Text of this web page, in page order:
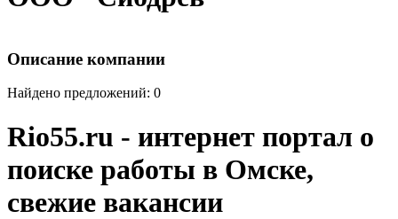
Описание компании
Найдено предложений: 0
Rio55.ru - интернет портал о
поиске работы в Омске,
свежие вакансии